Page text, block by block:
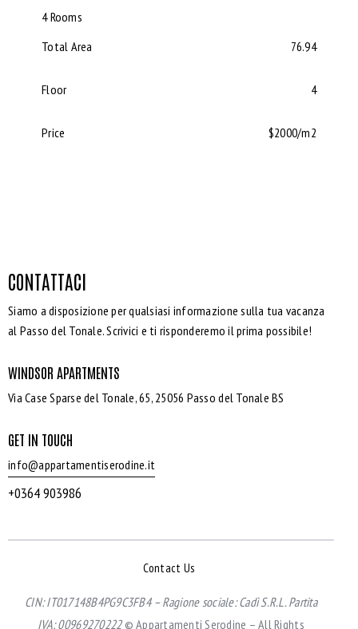
4 Rooms
Total Area
76.94
Floor 4
Price $2000/m2
CONTATTACI
Siamo a disposizione per qualsiasi informazione sulla tua vacanza
al Passo del Tonale. Scrivici e ti risponderemo il prima possibile!
WINDSOR APARTMENTS
Via Case Sparse del Tonale, 65, 25056 Passo del Tonale BS
GET IN TOUCH
info@appartamentiserodine.it
+0364 903986
Contact Us
CIN: IT017148B4PG9C3FB4 – Ragione sociale: Cadì S.R.L.Partita
IVA: 00969270222 © Appartamenti Serodine – All Rights